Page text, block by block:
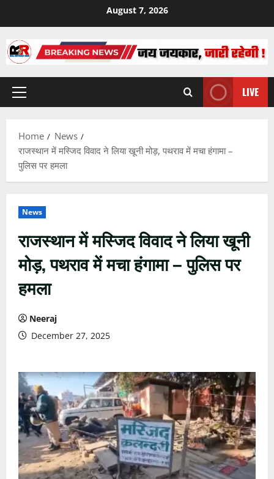
content
August 7, 2026
Primary
LIVE
Home
News
राजस्थान में मस्जिद विवाद ने लिया खूनी मोड़, पथराव में मचा हंगामा –
पुलिस पर हमला
News
राजस्थान में मस्जिद विवाद ने लिया खूनी
मोड़, पथराव में मचा हंगामा – पुलिस पर
हमला
Neeraj
December 27, 2025